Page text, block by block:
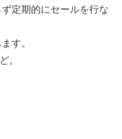
定期的にセールを行な
す。
。